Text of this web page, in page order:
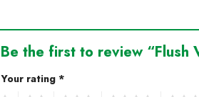
Be the first to review “Flush
Your rating *